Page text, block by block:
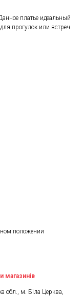
платье идеальный
прогулок или встреч
положении
магазинів
обл., м. Біла Церква,